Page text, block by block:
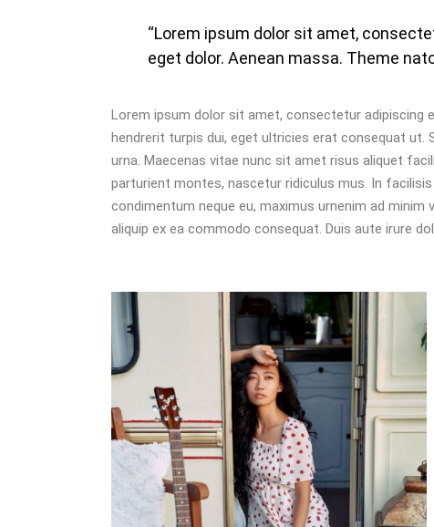
“Lorem ipsum dolor sit amet,
eget dolor. Aenean massa. Theme
Lorem ipsum dolor sit amet, consectetur adipiscing
hendrerit turpis dui, eget ultricies erat consequat ut.
urna. Maecenas vitae nunc sit amet risus aliquet
parturient montes, nascetur ridiculus mus. In
condimentum neque eu, maximus urnenim ad
aliquip ex ea commodo consequat. Duis aute irure